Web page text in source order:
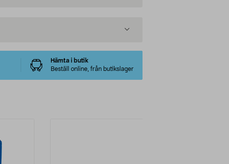
Hämta i butik
Beställ online, från butikslager